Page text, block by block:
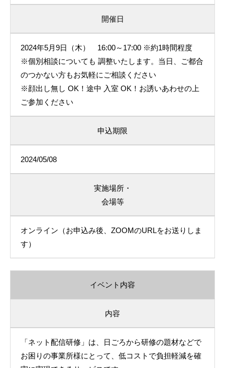
開催日
2024年5月9日（木） 16:00～17:00 ※約1時間程度
※個別相談についても 調整いたします。当日、ご都合
のつかない方もお気軽にご相談ください
※顔出し無し OK！途中 入室 OK！お誘いあわせの上
ご参加ください
申込期限
2024/05/08
実施場所・
会場等
オンライン（お申込み後、ZOOMのURLをお送りしま
す）
イベント内容
内容
「ネット配信研修」は、日ごろから研修の題材などで
お困りの事業所様にとって、低コストで負担軽減を確